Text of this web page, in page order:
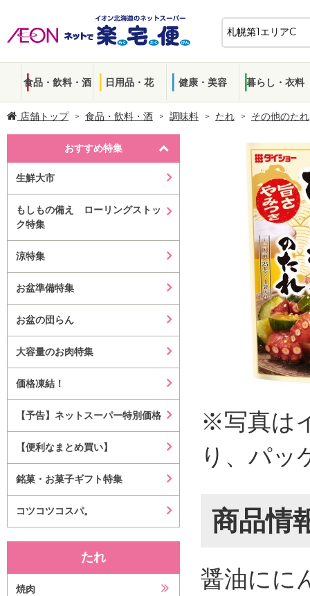
食品・飲料・酒 日用品・花 健康・美容 暮らし・衣料
店舗トップ 食品・飲料・酒 調味料 たれ その他のたれ
おすすめ特集
生鮮大市
もしもの備え ローリングストッ
ク特集
涼特集
お盆準備特集
お盆の団らん
大容量のお肉特集
価格凍結！
【予告】ネットスーパー特別価格
【便利なまとめ買い】
銘菓・お菓子ギフト特集
コツコツコスパ。
たれ
焼肉
※写真は
り、パッ
商品情
醤油にに